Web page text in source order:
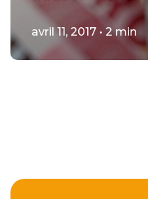
avril 11, 2017 • 2 min